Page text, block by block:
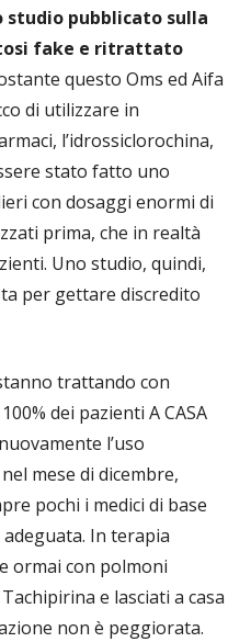
studio pubblicato sulla
fake e ritrattato
questo Oms ed Aifa
di utilizzare in
l’idrossiclorochina,
stato fatto uno
con dosaggi enormi di
prima, che in realtà
Uno studio, quindi,
per gettare discredito
trattando con
dei pazienti A CASA
l’uso
mese di dicembre,
pochi i medici di base
In terapia
ormai con polmoni
e lasciati a casa
non è peggiorata.